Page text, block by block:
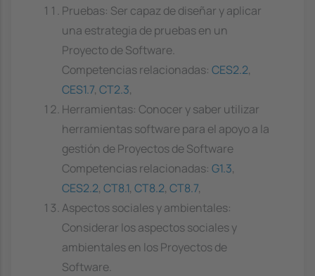
Pruebas: Ser capaz de diseñar y aplicar
una estrategia de pruebas en un
Proyecto de Software.
Competencias relacionadas: CES2.2,
CES1.7, CT2.3,
Herramientas: Conocer y saber utilizar
herramientas software para el apoyo a la
gestión de Proyectos de Software
Competencias relacionadas: G1.3,
CES2.2, CT8.1, CT8.2, CT8.7,
Aspectos sociales y ambientales:
Considerar los aspectos sociales y
ambientales en los Proyectos de
Software.